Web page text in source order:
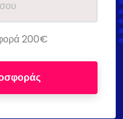
200€